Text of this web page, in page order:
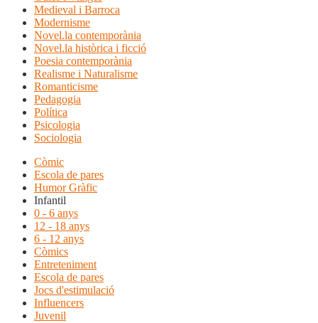
Medieval i Barroca
Modernisme
Novel.la contemporània
Novel.la històrica i ficció
Poesia contemporània
Realisme i Naturalisme
Romanticisme
Pedagogia
Política
Psicologia
Sociologia
Còmic
Escola de pares
Humor Gràfic
Infantil
0 - 6 anys
12 - 18 anys
6 - 12 anys
Còmics
Entreteniment
Escola de pares
Jocs d'estimulació
Influencers
Juvenil